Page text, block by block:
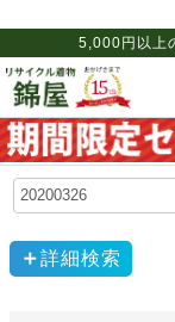
5,000円以上
詳細検索